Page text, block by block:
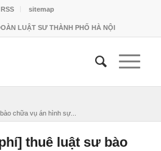
RSS sitemap
LUẬT SƯ THÀNH PHỐ HÀ NỘI
chữa vụ án hình sự...
thuê luật sư bào